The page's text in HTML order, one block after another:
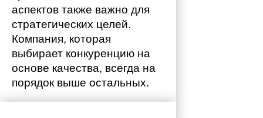
аспектов также важно для
стратегических целей.
Компания, которая
выбирает конкуренцию на
основе качества, всегда на
порядок выше остальных.